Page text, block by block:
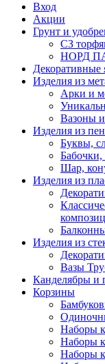
Вход
Акции
Грунт и
СЗ
НОРД
Декоративные
Изделия из
Арки и
Вазоны
Изделия из
Буквы,
Шар,
Изделия из
Изделия из
Вазы
Канделябры и
Корзины
Наборы
Наборы
Наборы